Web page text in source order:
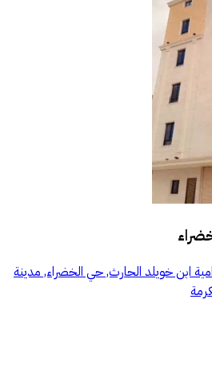
ابن خويلد الحارث, حي الخضراء, مدينة